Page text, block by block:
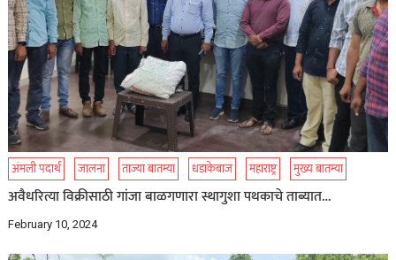
अंमली पदार्थ जालना ताज्या बातम्या धडाकेबाज महाराष्ट्र मुख्य बातम्या
अवैधरित्या विक्रीसाठी गांजा बाळगणारा स्थागुशा पथकाचे ताब्यात…
February 10, 2024